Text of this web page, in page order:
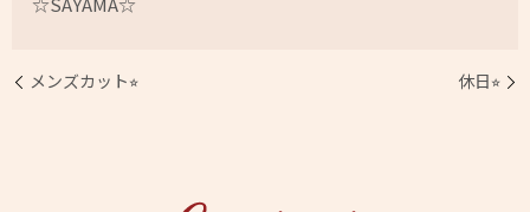
メンズカット⭐︎ 休日⭐︎